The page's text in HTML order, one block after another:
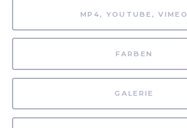
MP4, YOUTUBE, VIMEO
FARBEN
GALERIE